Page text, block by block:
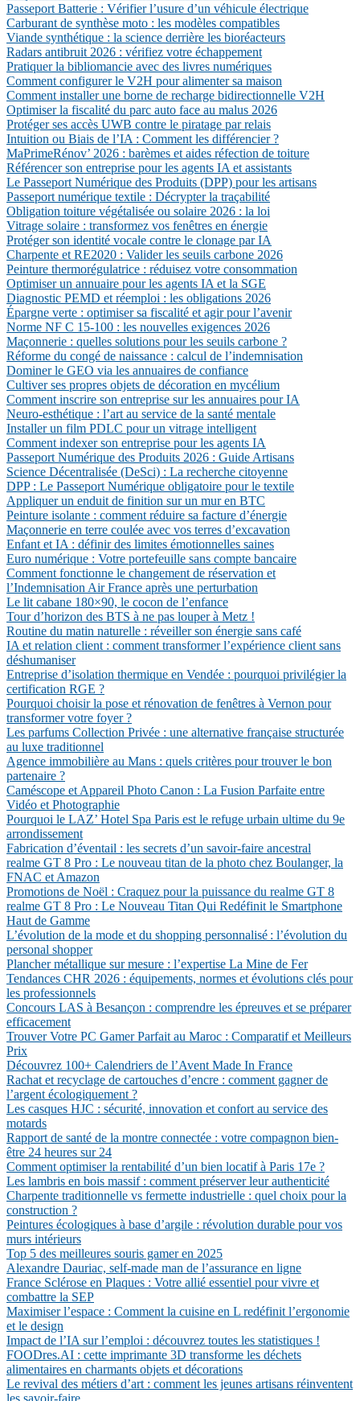
Passeport Batterie : Vérifier l’usure d’un véhicule électrique
Carburant de synthèse moto : les modèles compatibles
Viande synthétique : la science derrière les bioréacteurs
Radars antibruit 2026 : vérifiez votre échappement
Pratiquer la bibliomancie avec des livres numériques
Comment configurer le V2H pour alimenter sa maison
Comment installer une borne de recharge bidirectionnelle V2H
Optimiser la fiscalité du parc auto face au malus 2026
Protéger ses accès UWB contre le piratage par relais
Intuition ou Biais de l’IA : Comment les différencier ?
MaPrimeRénov’ 2026 : barèmes et aides réfection de toiture
Référencer son entreprise pour les agents IA et assistants
Le Passeport Numérique des Produits (DPP) pour les artisans
Passeport numérique textile : Décrypter la traçabilité
Obligation toiture végétalisée ou solaire 2026 : la loi
Vitrage solaire : transformez vos fenêtres en énergie
Protéger son identité vocale contre le clonage par IA
Charpente et RE2020 : Valider les seuils carbone 2026
Peinture thermorégulatrice : réduisez votre consommation
Optimiser un annuaire pour les agents IA et la SGE
Diagnostic PEMD et réemploi : les obligations 2026
Épargne verte : optimiser sa fiscalité et agir pour l’avenir
Norme NF C 15-100 : les nouvelles exigences 2026
Maçonnerie : quelles solutions pour les seuils carbone ?
Réforme du congé de naissance : calcul de l’indemnisation
Dominer le GEO via les annuaires de confiance
Cultiver ses propres objets de décoration en mycélium
Comment inscrire son entreprise sur les annuaires pour IA
Neuro-esthétique : l’art au service de la santé mentale
Installer un film PDLC pour un vitrage intelligent
Comment indexer son entreprise pour les agents IA
Passeport Numérique des Produits 2026 : Guide Artisans
Science Décentralisée (DeSci) : La recherche citoyenne
DPP : Le Passeport Numérique obligatoire pour le textile
Appliquer un enduit de finition sur un mur en BTC
Peinture isolante : comment réduire sa facture d’énergie
Maçonnerie en terre coulée avec vos terres d’excavation
Enfant et IA : définir des limites émotionnelles saines
Euro numérique : Votre portefeuille sans compte bancaire
Comment fonctionne le changement de réservation et
l’Indemnisation Air France après une perturbation
Le lit cabane 180×90, le cocon de l’enfance
Tour d’horizon des BTS à ne pas louper à Metz !
Routine du matin naturelle : réveiller son énergie sans café
IA et relation client : comment transformer l’expérience client sans
déshumaniser
Entreprise d’isolation thermique en Vendée : pourquoi privilégier la
certification RGE ?
Pourquoi choisir la pose et rénovation de fenêtres à Vernon pour
transformer votre foyer ?
Les parfums Collection Privée : une alternative française structurée
au luxe traditionnel
Agence immobilière au Mans : quels critères pour trouver le bon
partenaire ?
Caméscope et Appareil Photo Canon : La Fusion Parfaite entre
Vidéo et Photographie
Pourquoi le LAZ’ Hotel Spa Paris est le refuge urbain ultime du 9e
arrondissement
Fabrication d’éventail : les secrets d’un savoir-faire ancestral
realme GT 8 Pro : Le nouveau titan de la photo chez Boulanger, la
FNAC et Amazon
Promotions de Noël : Craquez pour la puissance du realme GT 8
realme GT 8 Pro : Le Nouveau Titan Qui Redéfinit le Smartphone
Haut de Gamme
L’évolution de la mode et du shopping personnalisé : l’évolution du
personal shopper
Plancher métallique sur mesure : l’expertise La Mine de Fer
Tendances CHR 2026 : équipements, normes et évolutions clés pour
les professionnels
Concours LAS à Besançon : comprendre les épreuves et se préparer
efficacement
Trouver Votre PC Gamer Parfait au Maroc : Comparatif et Meilleurs
Prix
Découvrez 100+ Calendriers de l’Avent Made In France
Rachat et recyclage de cartouches d’encre : comment gagner de
l’argent écologiquement ?
Les casques HJC : sécurité, innovation et confort au service des
motards
Rapport de santé de la montre connectée : votre compagnon bien-
être 24 heures sur 24
Comment optimiser la rentabilité d’un bien locatif à Paris 17e ?
Les lambris en bois massif : comment préserver leur authenticité
Charpente traditionnelle vs fermette industrielle : quel choix pour la
construction ?
Peintures écologiques à base d’argile : révolution durable pour vos
murs intérieurs
Top 5 des meilleures souris gamer en 2025
Alexandre Dauriac, self-made man de l’assurance en ligne
France Sclérose en Plaques : Votre allié essentiel pour vivre et
combattre la SEP
Maximiser l’espace : Comment la cuisine en L redéfinit l’ergonomie
et le design
Impact de l’IA sur l’emploi : découvrez toutes les statistiques !
FOODres.AI : cette imprimante 3D transforme les déchets
alimentaires en charmants objets et décorations
Le revival des métiers d’art : comment les jeunes artisans réinventent
les savoir-faire